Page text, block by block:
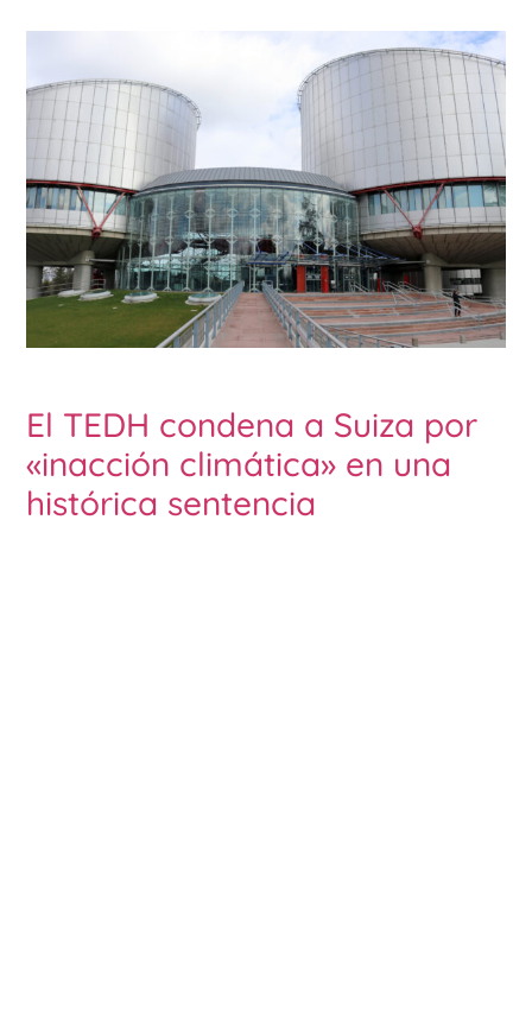
El TEDH condena a Suiza por
«inacción climática» en una
histórica sentencia